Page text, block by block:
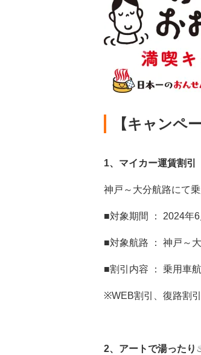
【キャンペ
1、マイカー運賃割引
神戸～大分航路にて
■対象期間 ： 2024年
■対象航路 ： 神戸～
■割引内容 ： 乗用車
※WEB割引、復路割
2、アートで湯ったり